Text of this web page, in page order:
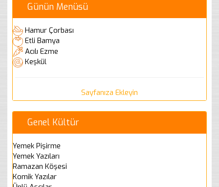
Günün Menüsü
Hamur Çorbası
Etli Bamya
Acılı Ezme
Keşkül
Sayfanıza Ekleyin
Genel Kültür
Yemek Pişirme
Yemek Yazıları
Ramazan Köşesi
Komik Yazılar